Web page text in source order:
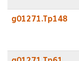
g01271.Tp148